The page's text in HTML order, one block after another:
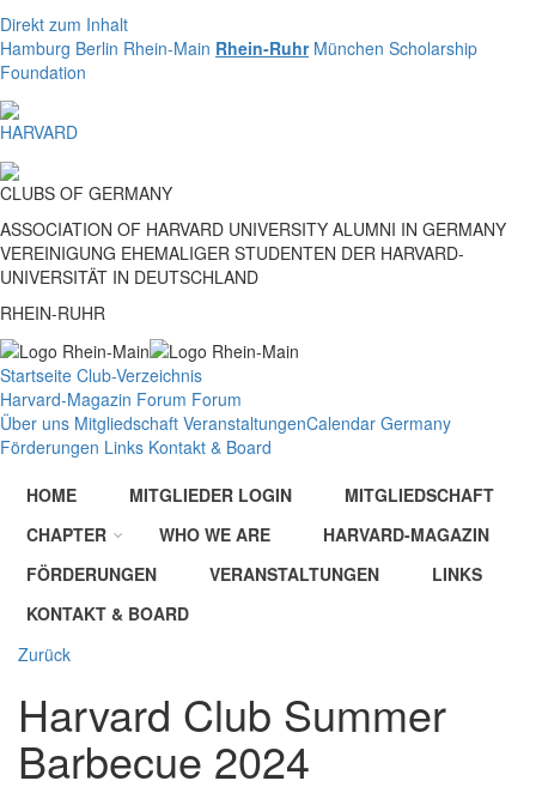
Direkt zum Inhalt
Hamburg Berlin Rhein-Main Rhein-Ruhr München Scholarship
Foundation
HARVARD
CLUBS OF GERMANY
ASSOCIATION OF HARVARD UNIVERSITY ALUMNI IN GERMANY
VEREINIGUNG EHEMALIGER STUDENTEN DER HARVARD-
UNIVERSITÄT IN DEUTSCHLAND
RHEIN-RUHR
Startseite Club-Verzeichnis
Harvard-Magazin Forum Forum
Über uns Mitgliedschaft VeranstaltungenCalendar Germany
Förderungen Links Kontakt & Board
HOME
MITGLIEDER LOGIN
MITGLIEDSCHAFT
CHAPTER
WHO WE ARE
HARVARD-MAGAZIN
FÖRDERUNGEN
VERANSTALTUNGEN
LINKS
KONTAKT & BOARD
Zurück
Harvard Club Summer
Barbecue 2024